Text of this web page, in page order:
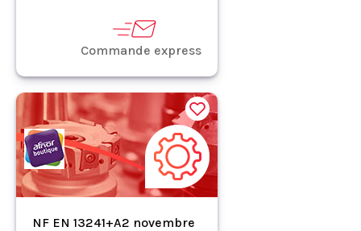
Commande express
NF EN 13241+A2 novembre